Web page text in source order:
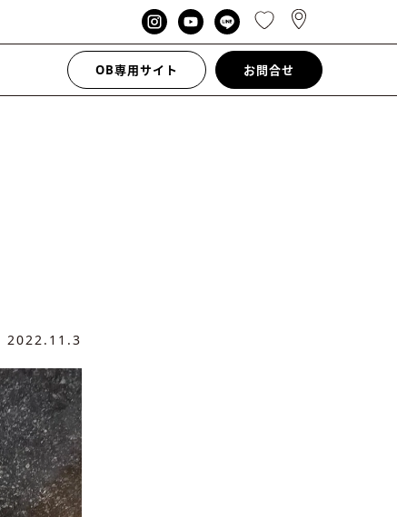
OB専用サイト お問合せ
2022.11.3